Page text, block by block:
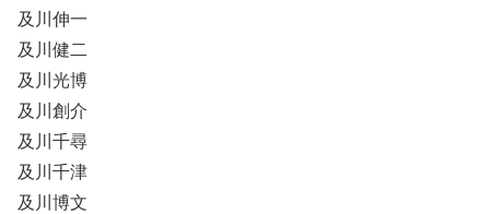
及川伸一
及川健二
及川光博
及川創介
及川千尋
及川千津
及川博文